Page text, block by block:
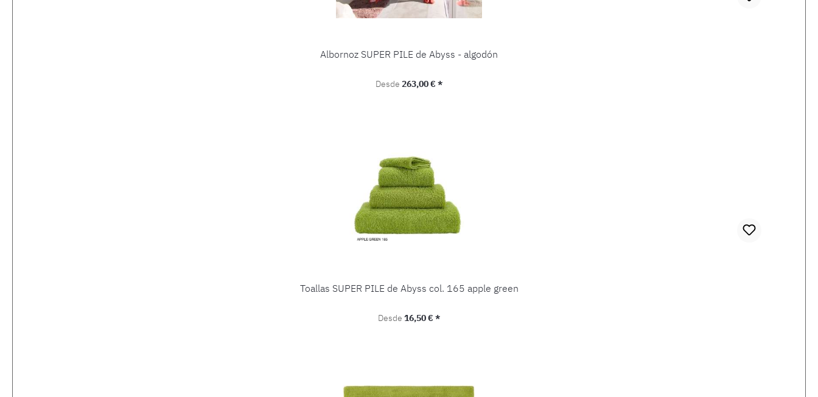
Albornoz SUPER PILE de Abyss - algodón
Precio normal:
Desde 263,00 € *
Toallas SUPER PILE de Abyss col. 165 apple green
Precio normal:
Desde 16,50 € *